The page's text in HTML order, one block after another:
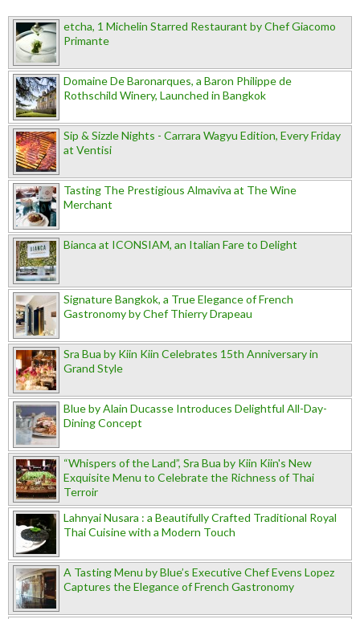
etcha, 1 Michelin Starred Restaurant by Chef Giacomo
Primante
Domaine De Baronarques, a Baron Philippe de
Rothschild Winery, Launched in Bangkok
Sip & Sizzle Nights - Carrara Wagyu Edition, Every Friday
at Ventisi
Tasting The Prestigious Almaviva at The Wine
Merchant
Bianca at ICONSIAM, an Italian Fare to Delight
Signature Bangkok, a True Elegance of French
Gastronomy by Chef Thierry Drapeau
Sra Bua by Kiin Kiin Celebrates 15th Anniversary in
Grand Style
Blue by Alain Ducasse Introduces Delightful All-Day-
Dining Concept
“Whispers of the Land”, Sra Bua by Kiin Kiin's New
Exquisite Menu to Celebrate the Richness of Thai
Terroir
Lahnyai Nusara : a Beautifully Crafted Traditional Royal
Thai Cuisine with a Modern Touch
A Tasting Menu by Blue’s Executive Chef Evens Lopez
Captures the Elegance of French Gastronomy